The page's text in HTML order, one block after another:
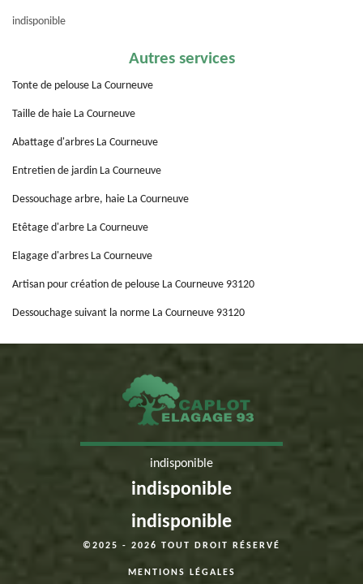
indisponible
Autres services
Tonte de pelouse La Courneuve
Taille de haie La Courneuve
Abattage d'arbres La Courneuve
Entretien de jardin La Courneuve
Dessouchage arbre, haie La Courneuve
Etêtage d'arbre La Courneuve
Elagage d'arbres La Courneuve
Artisan pour création de pelouse La Courneuve 93120
Dessouchage suivant la norme La Courneuve 93120
indisponible
indisponible
indisponible
©2025 - 2026 TOUT DROIT RÉSERVÉ
MENTIONS LÉGALES